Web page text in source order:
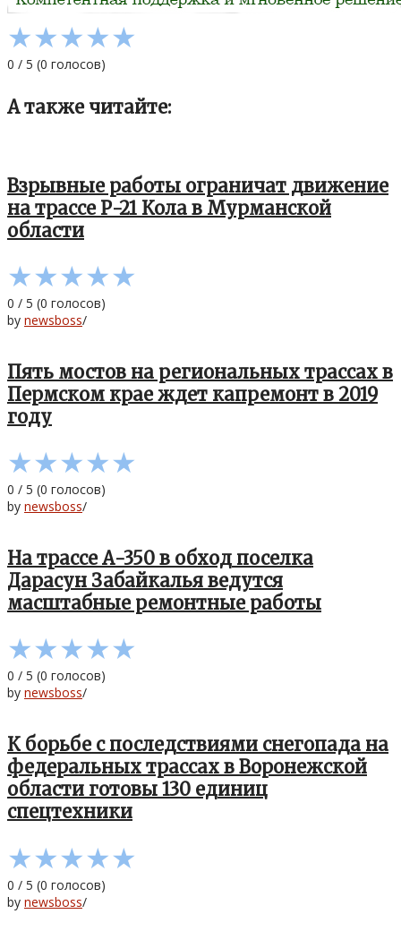
★★★★★
0 / 5 (0 голосов)
А также читайте:
Взрывные работы ограничат движение
на трассе Р-21 Кола в Мурманской
области
★★★★★
0 / 5 (0 голосов)
by newsboss/
Пять мостов на региональных трассах в
Пермском крае ждет капремонт в 2019
году
★★★★★
0 / 5 (0 голосов)
by newsboss/
На трассе А-350 в обход поселка
Дарасун Забайкалья ведутся
масштабные ремонтные работы
★★★★★
0 / 5 (0 голосов)
by newsboss/
К борьбе с последствиями снегопада на
федеральных трассах в Воронежской
области готовы 130 единиц
спецтехники
★★★★★
0 / 5 (0 голосов)
by newsboss/